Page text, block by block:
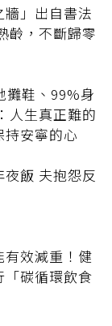
」出自書法
攤鞋、99%身
人生真正難的
安寧的心
飯 夫抱怨反
效減重！健
「碳循環飲食